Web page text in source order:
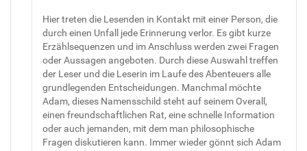
Hier treten die Lesenden in Kontakt mit einer Person, die
durch einen Unfall jede Erinnerung verlor. Es gibt kurze
Erzählsequenzen und im Anschluss werden zwei Fragen
oder Aussagen angeboten. Durch diese Auswahl treffen
der Leser und die Leserin im Laufe des Abenteuers alle
grundlegenden Entscheidungen. Manchmal möchte
Adam, dieses Namensschild steht auf seinem Overall,
einen freundschaftlichen Rat, eine schnelle Information
oder auch jemanden, mit dem man philosophische
Fragen diskutieren kann. Immer wieder gönnt sich Adam